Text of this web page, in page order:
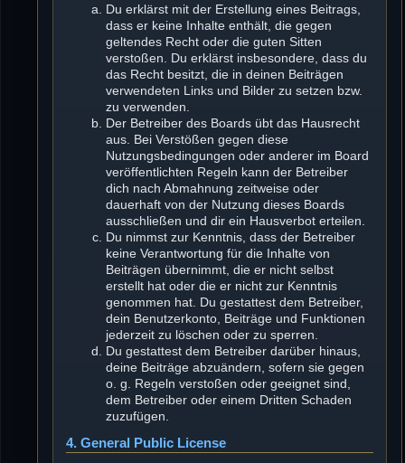
Du erklärst mit der Erstellung eines Beitrags,
dass er keine Inhalte enthält, die gegen
geltendes Recht oder die guten Sitten
verstoßen. Du erklärst insbesondere, dass du
das Recht besitzt, die in deinen Beiträgen
verwendeten Links und Bilder zu setzen bzw.
zu verwenden.
Der Betreiber des Boards übt das Hausrecht
aus. Bei Verstößen gegen diese
Nutzungsbedingungen oder anderer im Board
veröffentlichten Regeln kann der Betreiber
dich nach Abmahnung zeitweise oder
dauerhaft von der Nutzung dieses Boards
ausschließen und dir ein Hausverbot erteilen.
Du nimmst zur Kenntnis, dass der Betreiber
keine Verantwortung für die Inhalte von
Beiträgen übernimmt, die er nicht selbst
erstellt hat oder die er nicht zur Kenntnis
genommen hat. Du gestattest dem Betreiber,
dein Benutzerkonto, Beiträge und Funktionen
jederzeit zu löschen oder zu sperren.
Du gestattest dem Betreiber darüber hinaus,
deine Beiträge abzuändern, sofern sie gegen
o. g. Regeln verstoßen oder geeignet sind,
dem Betreiber oder einem Dritten Schaden
zuzufügen.
4. General Public License